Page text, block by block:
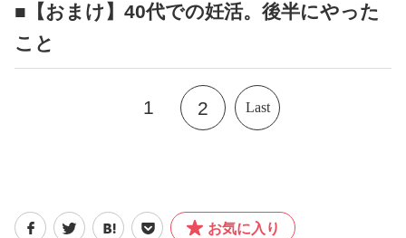
■【おまけ】40代での妊活。後半にやった
こと
1 2 Last
お気に入り